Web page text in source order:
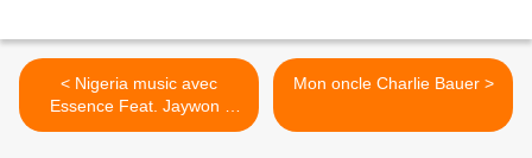
< Nigeria music avec
Essence Feat. Jaywon :
Facebook Love
Mon oncle Charlie Bauer >